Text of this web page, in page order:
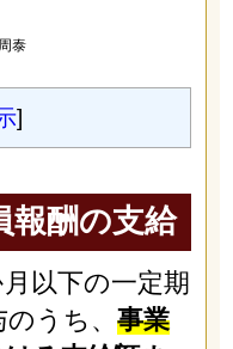
泰
]
報酬の支給
以下の一定期
うち、 事業